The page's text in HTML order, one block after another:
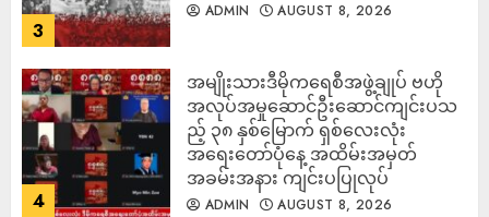
3
ADMIN AUGUST 8, 2026
4
အမျိုးသားဒီမိုကရေစီအဖွဲ့ချုပ် ဗဟို
အလုပ်အမှုဆောင်ဦးဆောင်ကျင်းပသ
ည့် ၃၈ နှစ်မြောက် ရှစ်လေးလုံး
အရေးတော်ပုံနေ့ အထိမ်းအမှတ်
အခမ်းအနား ကျင်းပပြုလုပ်
ADMIN AUGUST 8, 2026